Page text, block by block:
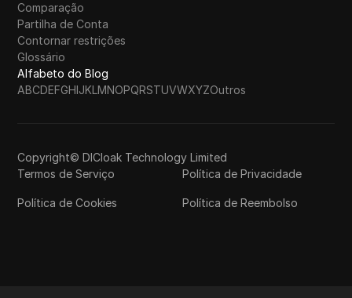
Comparação
Partilha de Conta
Contornar restrições
Glossário
Alfabeto do Blog
ABCDEFGHIJKLMNOPQRSTUVWXYZOutros
Copyright© DICloak Technology Limited
Termos de Serviço
Política de Privacidade
Política de Cookies Política de Reembolso